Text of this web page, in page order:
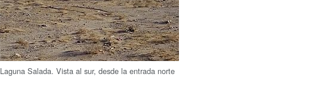
Laguna Salada. Vista al sur, desde la entrada norte